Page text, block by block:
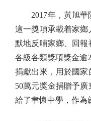
2017年，黃旭華
這一獎項承載着家
默地反哺家鄉、回
各級各類獎項獎金逾
捐獻出來，用於國家
50萬元獎金捐贈予
給了聿懷中學，作為